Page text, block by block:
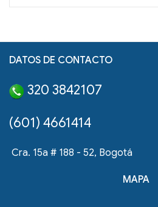
DATOS DE CONTACTO
320 3842107
(601) 4661414
Cra. 15a # 188 - 52, Bogotá
MAPA